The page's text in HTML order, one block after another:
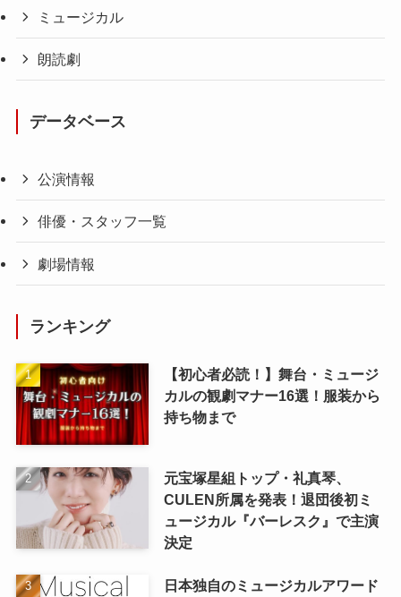
ミュージカル
朗読劇
データベース
公演情報
俳優・スタッフ一覧
劇場情報
ランキング
【初心者必読！】舞台・ミュージ
カルの観劇マナー16選！服装から
持ち物まで
元宝塚星組トップ・礼真琴、
CULEN所属を発表！退団後初ミ
ュージカル『バーレスク』で主演
決定
日本独自のミュージカルアワード